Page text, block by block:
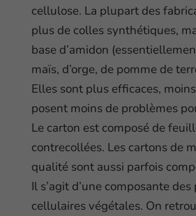
cellulose. La plupart des
plus de colles synthétiques,
base d’amidon
maïs, d’orge, de pomme de
Elles sont plus efficaces,
posent moins de problèmes
Le carton est composé de
contrecollées. Les cartons de
qualité sont aussi parfois
Il s’agit d’une composante des
cellulaires végétales. On